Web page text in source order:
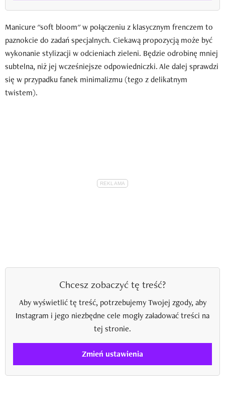
Manicure "soft bloom" w połączeniu z klasycznym frenczem to
paznokcie do zadań specjalnych. Ciekawą propozycją może być
wykonanie stylizacji w odcieniach zieleni. Będzie odrobinę mniej
subtelna, niż jej wcześniejsze odpowiedniczki. Ale dalej sprawdzi
się w przypadku fanek minimalizmu (tego z delikatnym
twistem).
Chcesz zobaczyć tę treść?
Aby wyświetlić tę treść, potrzebujemy Twojej zgody, aby
Instagram i jego niezbędne cele mogły załadować treści na
tej stronie.
Zmień ustawienia